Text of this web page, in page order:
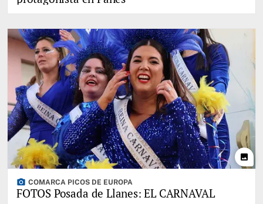
photo
photo_camera COMARCA PICOS DE EUROPA
FOTOS Posada de Llanes: EL CARNAVAL